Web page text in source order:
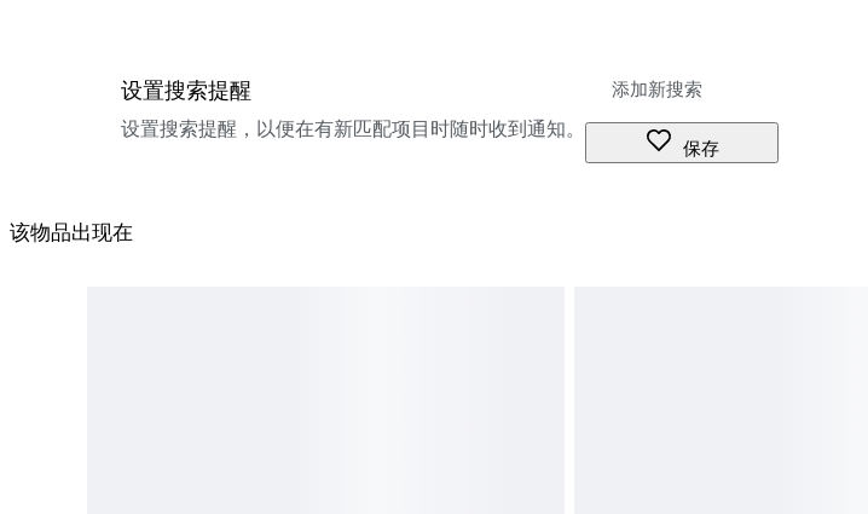
设置搜索提醒
设置搜索提醒，以便在有新匹配项目时随时收到通知。
保存
该物品出现在